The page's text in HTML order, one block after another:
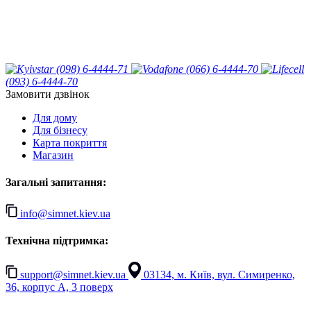
(098) 6-4444-71
(066) 6-4444-70
(093) 6-4444-70
Замовити дзвінок
Для дому
Для бізнесу
Карта покриття
Магазин
Загальні запитання:
info@simnet.kiev.ua
Технічна підтримка:
support@simnet.kiev.ua
03134, м. Київ, вул. Симиренко,
36, корпус А, 3 поверх